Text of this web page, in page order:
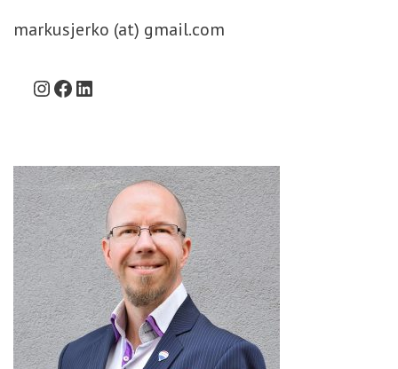
markusjerko (at) gmail.com
Instagram
Facebook
LinkedIn